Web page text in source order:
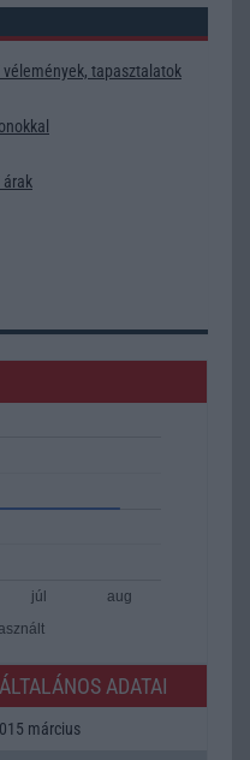
vélemények, tapasztalatok
árak
júl aug
ADATAI
március